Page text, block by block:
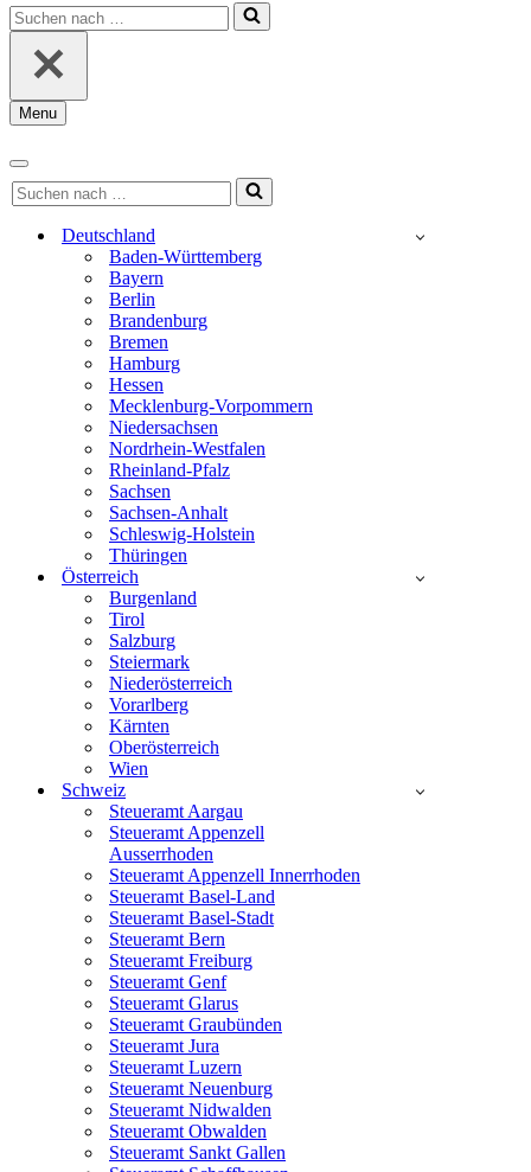
Suchen
nach …
Menu
Navigationsmenü
Navigationsmenü
Suchen
nach …
Deutschland
Baden-Württemberg
Bayern
Berlin
Brandenburg
Bremen
Hamburg
Hessen
Mecklenburg-Vorpommern
Niedersachsen
Nordrhein-Westfalen
Rheinland-Pfalz
Sachsen
Sachsen-Anhalt
Schleswig-Holstein
Thüringen
Österreich
Burgenland
Tirol
Salzburg
Steiermark
Niederösterreich
Vorarlberg
Kärnten
Oberösterreich
Wien
Schweiz
Steueramt Aargau
Steueramt Appenzell
Ausserrhoden
Steueramt Appenzell Innerrhoden
Steueramt Basel-Land
Steueramt Basel-Stadt
Steueramt Bern
Steueramt Freiburg
Steueramt Genf
Steueramt Glarus
Steueramt Graubünden
Steueramt Jura
Steueramt Luzern
Steueramt Neuenburg
Steueramt Nidwalden
Steueramt Obwalden
Steueramt Sankt Gallen